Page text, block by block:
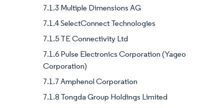
7.1.3 Multiple Dimensions AG
7.1.4 SelectConnect Technologies
7.1.5 TE Connectivity Ltd
7.1.6 Pulse Electronics Corporation (Yageo
Corporation)
7.1.7 Amphenol Corporation
7.1.8 Tongda Group Holdings Limited